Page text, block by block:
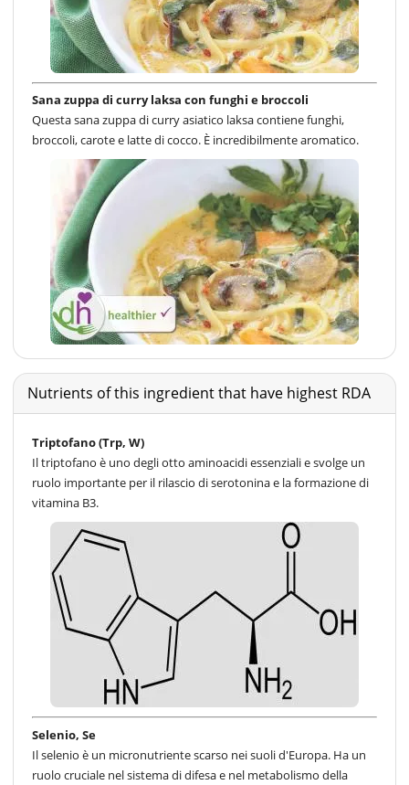
Sana zuppa di curry laksa con funghi e broccoli
Questa sana zuppa di curry asiatico laksa contiene funghi,
broccoli, carote e latte di cocco. È incredibilmente aromatico.
Nutrients of this ingredient that have highest RDA
Triptofano (Trp, W)
Il triptofano è uno degli otto aminoacidi essenziali e svolge un
ruolo importante per il rilascio di serotonina e la formazione di
vitamina B3.
Selenio, Se
Il selenio è un micronutriente scarso nei suoli d'Europa. Ha un
ruolo cruciale nel sistema di difesa e nel metabolismo della